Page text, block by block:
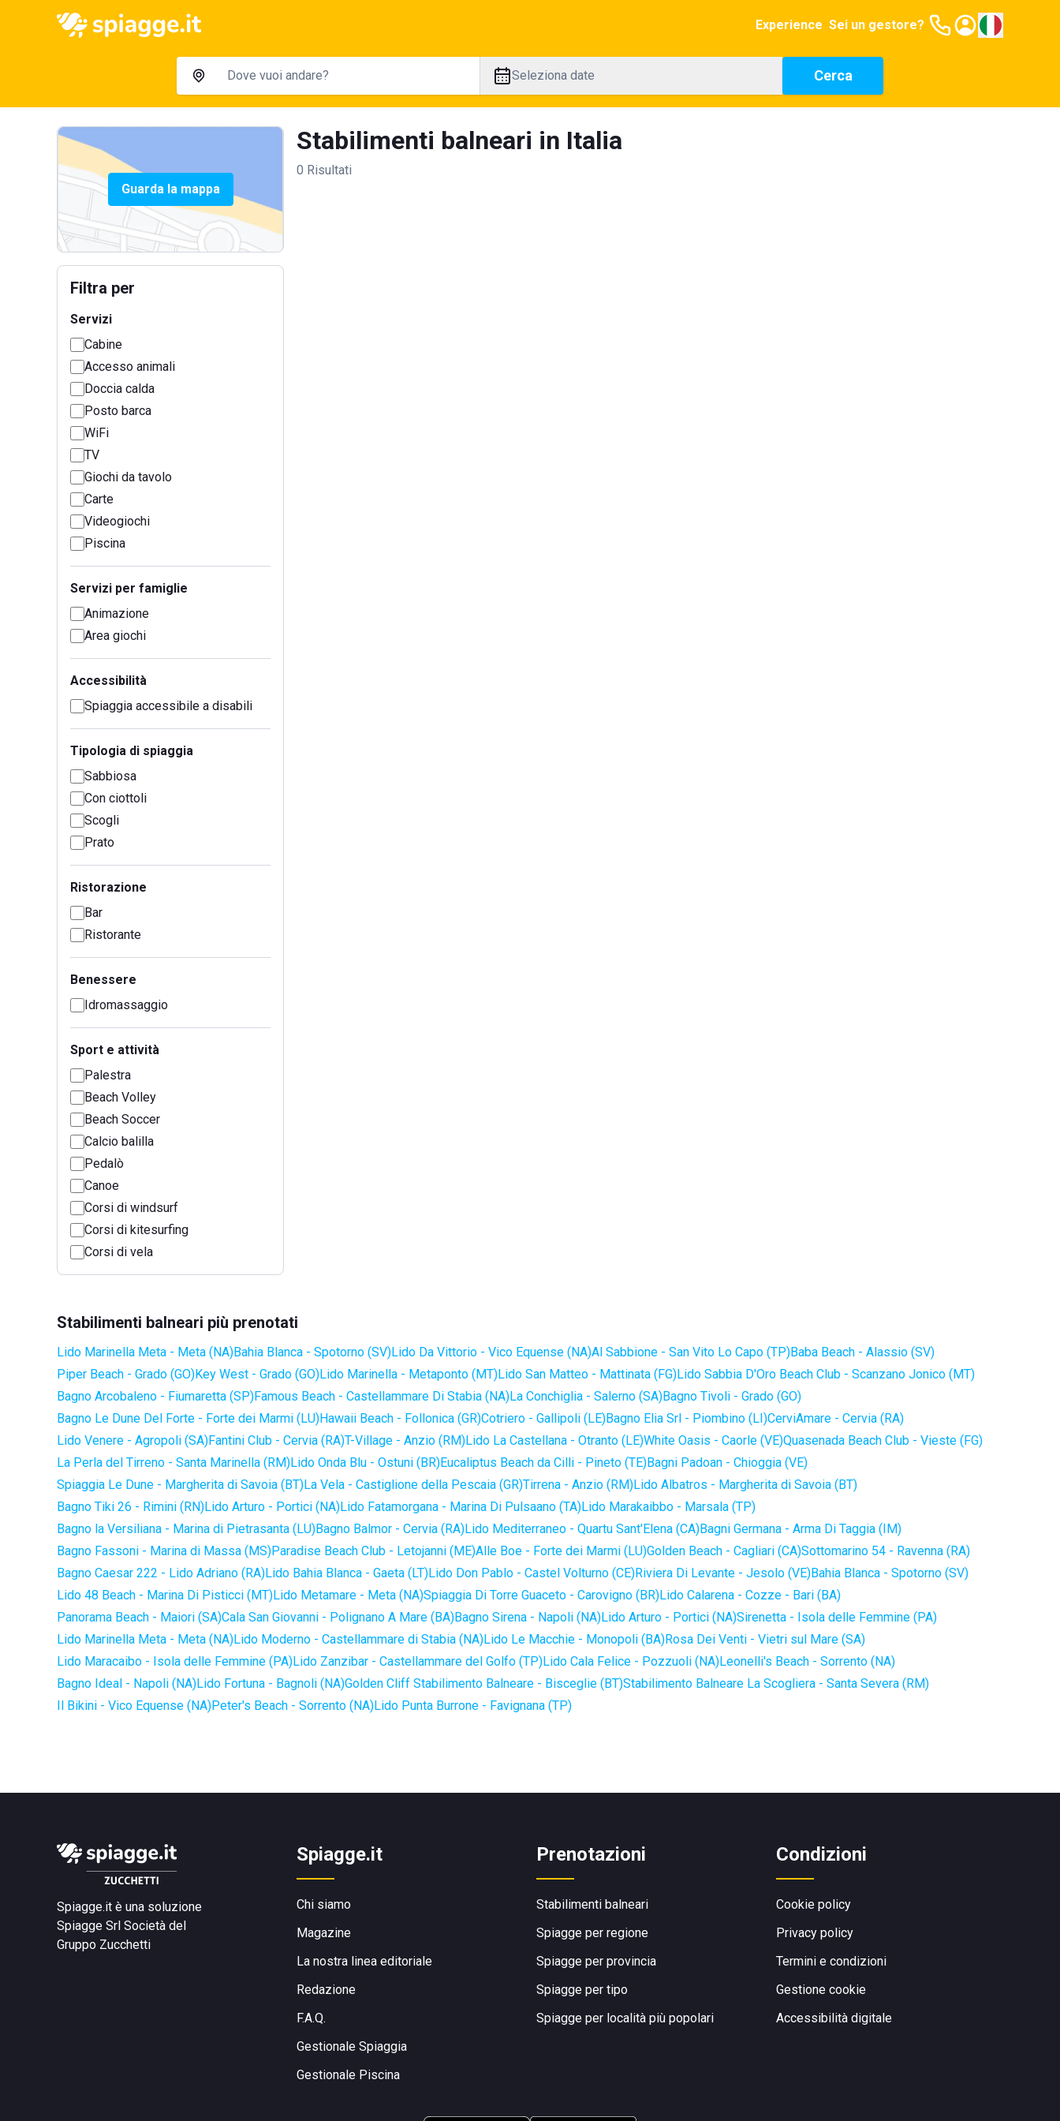
Experience Sei un gestore?
Seleziona date Cerca
Guarda la mappa
Filtra per
Servizi
Cabine
Accesso animali
Doccia calda
Posto barca
WiFi
TV
Giochi da tavolo
Carte
Videogiochi
Piscina
Servizi per famiglie
Animazione
Area giochi
Accessibilità
Spiaggia accessibile a disabili
Tipologia di spiaggia
Sabbiosa
Con ciottoli
Scogli
Prato
Ristorazione
Bar
Ristorante
Benessere
Idromassaggio
Sport e attività
Palestra
Beach Volley
Beach Soccer
Calcio balilla
Pedalò
Canoe
Corsi di windsurf
Corsi di kitesurfing
Corsi di vela
Stabilimenti balneari in Italia
0 Risultati
Stabilimenti balneari più prenotati
Lido Marinella Meta - Meta (NA)Bahia Blanca - Spotorno (SV)Lido Da Vittorio - Vico Equense (NA)Al Sabbione - San Vito Lo Capo (TP)Baba Beach - Alassio (SV)
Piper Beach - Grado (GO)Key West - Grado (GO)Lido Marinella - Metaponto (MT)Lido San Matteo - Mattinata (FG)Lido Sabbia D'Oro Beach Club - Scanzano Jonico (MT)
Bagno Arcobaleno - Fiumaretta (SP)Famous Beach - Castellammare Di Stabia (NA)La Conchiglia - Salerno (SA)Bagno Tivoli - Grado (GO)
Bagno Le Dune Del Forte - Forte dei Marmi (LU)Hawaii Beach - Follonica (GR)Cotriero - Gallipoli (LE)Bagno Elia Srl - Piombino (LI)CerviAmare - Cervia (RA)
Lido Venere - Agropoli (SA)Fantini Club - Cervia (RA)T-Village - Anzio (RM)Lido La Castellana - Otranto (LE)White Oasis - Caorle (VE)Quasenada Beach Club - Vieste (FG)
La Perla del Tirreno - Santa Marinella (RM)Lido Onda Blu - Ostuni (BR)Eucaliptus Beach da Cilli - Pineto (TE)Bagni Padoan - Chioggia (VE)
Spiaggia Le Dune - Margherita di Savoia (BT)La Vela - Castiglione della Pescaia (GR)Tirrena - Anzio (RM)Lido Albatros - Margherita di Savoia (BT)
Bagno Tiki 26 - Rimini (RN)Lido Arturo - Portici (NA)Lido Fatamorgana - Marina Di Pulsaano (TA)Lido Marakaibbo - Marsala (TP)
Bagno la Versiliana - Marina di Pietrasanta (LU)Bagno Balmor - Cervia (RA)Lido Mediterraneo - Quartu Sant'Elena (CA)Bagni Germana - Arma Di Taggia (IM)
Bagno Fassoni - Marina di Massa (MS)Paradise Beach Club - Letojanni (ME)Alle Boe - Forte dei Marmi (LU)Golden Beach - Cagliari (CA)Sottomarino 54 - Ravenna (RA)
Bagno Caesar 222 - Lido Adriano (RA)Lido Bahia Blanca - Gaeta (LT)Lido Don Pablo - Castel Volturno (CE)Riviera Di Levante - Jesolo (VE)Bahia Blanca - Spotorno (SV)
Lido 48 Beach - Marina Di Pisticci (MT)Lido Metamare - Meta (NA)Spiaggia Di Torre Guaceto - Carovigno (BR)Lido Calarena - Cozze - Bari (BA)
Panorama Beach - Maiori (SA)Cala San Giovanni - Polignano A Mare (BA)Bagno Sirena - Napoli (NA)Lido Arturo - Portici (NA)Sirenetta - Isola delle Femmine (PA)
Lido Marinella Meta - Meta (NA)Lido Moderno - Castellammare di Stabia (NA)Lido Le Macchie - Monopoli (BA)Rosa Dei Venti - Vietri sul Mare (SA)
Lido Maracaibo - Isola delle Femmine (PA)Lido Zanzibar - Castellammare del Golfo (TP)Lido Cala Felice - Pozzuoli (NA)Leonelli's Beach - Sorrento (NA)
Bagno Ideal - Napoli (NA)Lido Fortuna - Bagnoli (NA)Golden Cliff Stabilimento Balneare - Bisceglie (BT)Stabilimento Balneare La Scogliera - Santa Severa (RM)
Il Bikini - Vico Equense (NA)Peter's Beach - Sorrento (NA)Lido Punta Burrone - Favignana (TP)
Spiagge.it è una soluzione
Spiagge Srl Società del
Gruppo Zucchetti
Spiagge.it
Chi siamo
Magazine
La nostra linea editoriale
Redazione
F.A.Q.
Gestionale Spiaggia
Gestionale Piscina
Prenotazioni
Stabilimenti balneari
Spiagge per regione
Spiagge per provincia
Spiagge per tipo
Spiagge per località più popolari
Condizioni
Cookie policy
Privacy policy
Termini e condizioni
Gestione cookie
Accessibilità digitale